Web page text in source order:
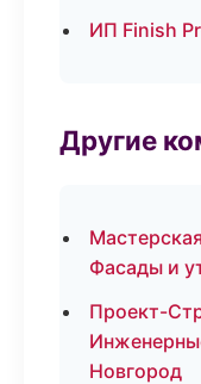
ИП Finish
Другие
Фасады и
Проект-
Новгород